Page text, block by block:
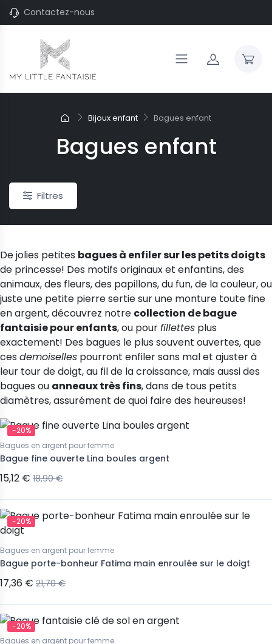
Contactez-nous
Bijoux enfant Bagues enfant
Bagues enfant
du cou"
gouttes d'argent
brossées
187,90 €
-20%
Joncs pour enfant
adoslescente
Filtres
De jolies petites bagues à enfiler sur les petits doigts
de princesse! Des motifs originaux et enfantins, des
animaux, des fleurs, des papillons, du fun, de la couleur, ou
juste une petite pierre sertie sur une monture toute fine
en argent, découvrez notre collection de bague
fantaisie pour enfants, ou pourfillettes plus
exactement! Des bagues le plus souvent ouvertes, que
ces demoiselles pourront enfiler sans mal et ajuster à
leur tour de doigt, au fil de la croissance, mais aussi des
bagues ou anneaux très fins, dans de tous petits
diamètres, assurément de quoi faire des heureuses!
-20%
Bagues en argent pour femme
Bague fine ouverte Lina boules argent
15,12 € 18,90 €
-20%
Bagues en argent pour femme
Bague porte-bonheur Fatima main enroulée sur le doigt
17,36 € 21,70 €
-20%
Bagues en argent pour femme